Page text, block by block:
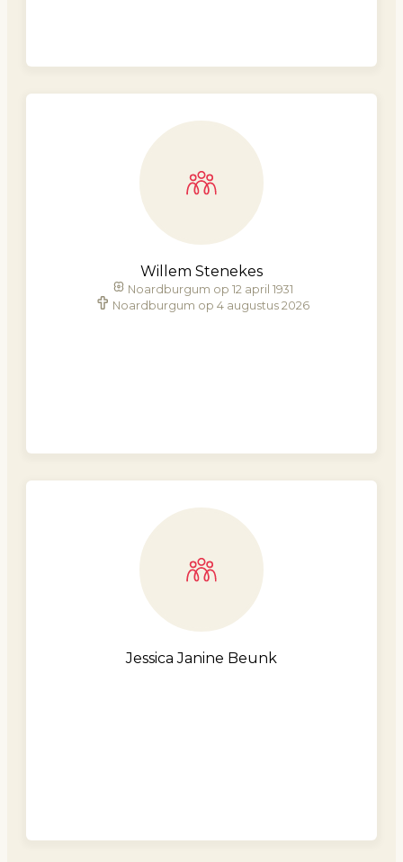
Willem Stenekes
Noardburgum op 12 april 1931
Noardburgum op 4 augustus 2026
Jessica Janine Beunk